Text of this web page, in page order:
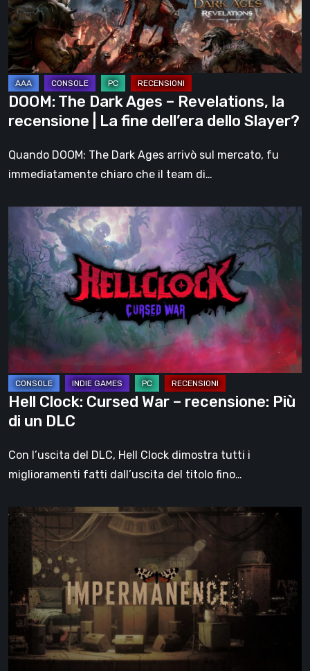
Revelations,
la
recensione
|
La
fine
dell’era
dello
Slayer?
DOOM: The Dark Ages – Revelations, la
recensione | La fine dell’era dello Slayer?
Quando DOOM: The Dark Ages arrivò sul mercato, fu
immediatamente chiaro che il team di…
Clock:
Cursed
War
–
recensione:
di
un
DLC
Hell Clock: Cursed War – recensione: Più
di un DLC
Con l’uscita del DLC, Hell Clock dimostra tutti i
miglioramenti fatti dall’uscita del titolo fino…
Impermanence:
costruire
santuario
nel
teatro
dei
fantasmi